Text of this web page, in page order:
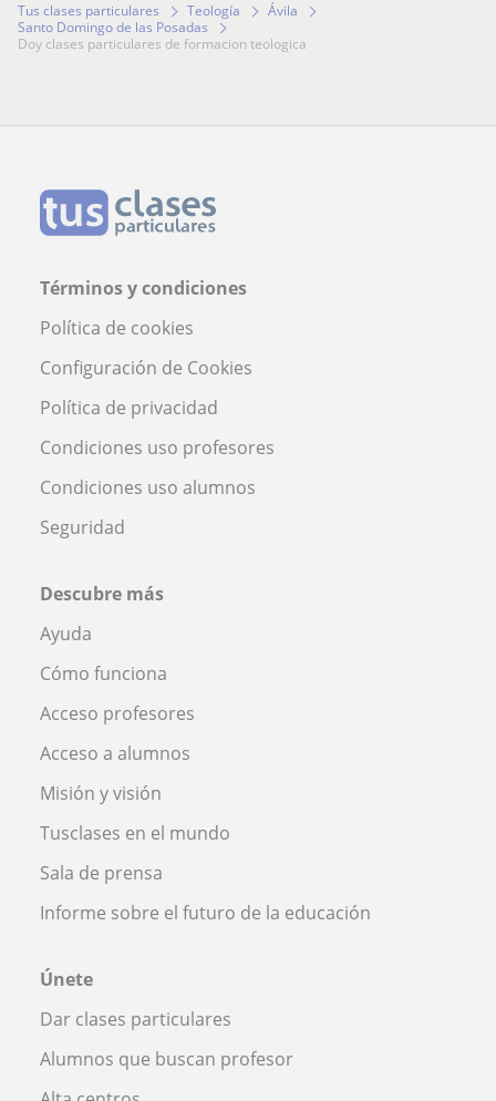
Tus clases particulares Teología
Ávila
Santo Domingo de las Posadas
doy clases particulares de formacion teologica
Términos y condiciones
Política de cookies
Configuración de Cookies
Política de privacidad
Condiciones uso profesores
Condiciones uso alumnos
Seguridad
Descubre más
Ayuda
Cómo funciona
Acceso profesores
Acceso a alumnos
Misión y visión
Tusclases en el mundo
Sala de prensa
Informe sobre el futuro de la educación
Únete
Dar clases particulares
Alumnos que buscan profesor